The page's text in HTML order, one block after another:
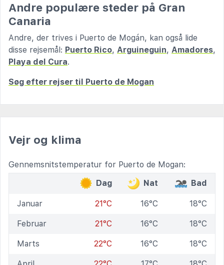
Andre populære steder på Gran
Canaria
Andre, der trives i Puerto de Mogán, kan også lide
disse rejsemål: Puerto Rico, Arguineguin, Amadores,
Playa del Cura.
Søg efter rejser til Puerto de Mogan
Vejr og klima
Gennemsnitstemperatur for Puerto de Mogan:
Dag
Nat Bad
Januar 21°C 16°C 18°C
Februar 21°C 16°C 18°C
Marts 22°C 16°C 18°C